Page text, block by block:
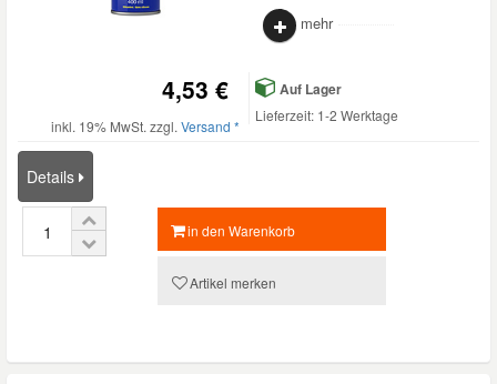
mehr
4,53 €
inkl. 19% MwSt. zzgl. Versand *
Auf Lager
Lieferzeit: 1-2 Werktage
Details
in den Warenkorb
Artikel merken
Porsche Ersatzteile
Seat Ersatzteile
Skoda Ersatzteile
Smart Ersatzteile